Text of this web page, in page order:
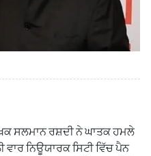
ਸਲਮਾਨ ਰਸ਼ਦੀ ਨੇ ਘਾਤਕ ਹਮਲੇ
ਨਿਊਯਾਰਕ ਸਿਟੀ ਵਿੱਚ ਪੈਨ